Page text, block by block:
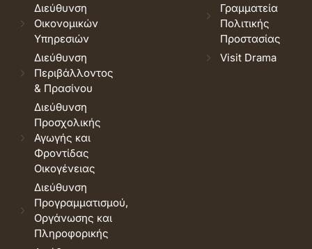
Διεύθυνση
Οικονομικών
Υπηρεσιών
Διεύθυνση
Περιβάλλοντος
& Πρασίνου
Διεύθυνση
Προσχολικής
Αγωγής και
Φροντίδας
Οικογένειας
Διεύθυνση
Προγραμματισμού,
Οργάνωσης και
Πληροφορικής
Γραμματεία
Πολιτικής
Προστασίας
Visit Drama